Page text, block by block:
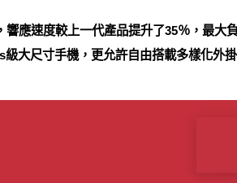
應速度較上一代產品提升了35％，最大
大尺寸手機，更允許自由搭載多樣化外